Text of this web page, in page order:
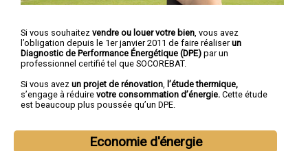
Si vous souhaitez vendre ou louer votre bien, vous avez
l’obligation depuis le 1er janvier 2011 de faire réaliserun
Diagnostic de Performance Énergétique (DPE) par un
professionnel certifié tel que SOCOREBAT.
Si vous avez un projet de rénovation, l’étude thermique,
s’engage à réduire votre consommation d’énergie. Cette étude
est beaucoup plus poussée qu’un DPE.
Economie d'énergie